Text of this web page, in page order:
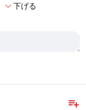
expand_more下げる
playlist_add